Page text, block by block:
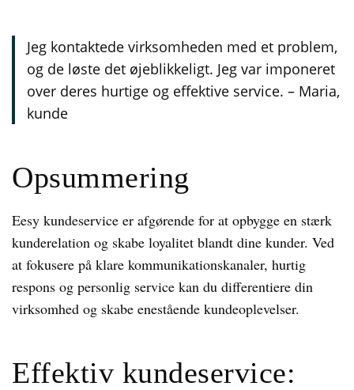
Jeg kontaktede virksomheden med et problem,
og de løste det øjeblikkeligt. Jeg var imponeret
over deres hurtige og effektive service. – Maria,
kunde
Opsummering
Eesy kundeservice er afgørende for at opbygge en stærk
kunderelation og skabe loyalitet blandt dine kunder. Ved
at fokusere på klare kommunikationskanaler, hurtig
respons og personlig service kan du differentiere din
virksomhed og skabe enestående kundeoplevelser.
Effektiv kundeservice: